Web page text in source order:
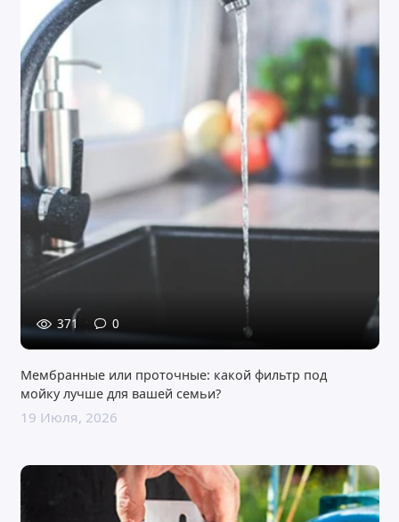
371 0
Мембранные или проточные: какой фильтр под
мойку лучше для вашей семьи?
19 Июля, 2026